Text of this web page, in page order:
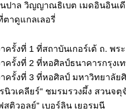
นปาล วิญญาณธิเบต เมดอินอินเ
ตาดูแกลเลอรี่
ครั้งที่ 1 ที่สถาบันเกอร์เต้ ถ. พร
ครั้งที่ 2 ที่หอศิลป์ธนาคารกรุงเ
ครั้งที่ 3 ที่หอศิลป์ มหาวิทยาลัย
นิวเคลียร์” ชมรมรวงผึ้ง สวนจตุ
สติวอลย์” เบอร์ลิน เยอรมนี